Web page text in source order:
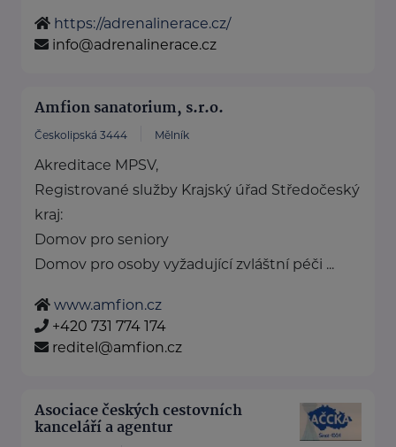
https://adrenalinerace.cz/
info@adrenalinerace.cz
Amfion sanatorium, s.r.o.
Českolipská 3444 Mělník
Akreditace MPSV,
Registrované služby Krajský úřad Středočeský
kraj:
Domov pro seniory
Domov pro osoby vyžadující zvláštní péči ...
www.amfion.cz
+420 731 774 174
reditel@amfion.cz
Asociace českých cestovních
kanceláří a agentur